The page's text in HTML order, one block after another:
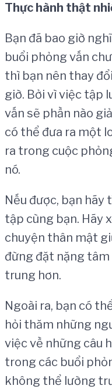
Thực hành thật
Bạn đã bao giờ
buổi phỏng vấn
thì bạn nên thay
giờ. Bởi vì việc tập
vấn sẽ phần nào
có thể đưa ra một
ra trong cuộc
nó.
Nếu được, bạn
tập cùng bạn. Hãy
chuyện thân mật
đừng đặt nặng
trung hơn.
Ngoài ra, bạn có
hỏi thăm những
việc về những câu
trong các buổi
không thể lường